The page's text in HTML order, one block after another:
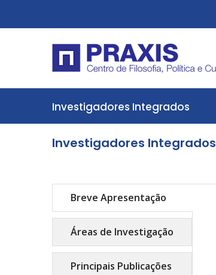
Investigadores Integrados
Investigadores Integrados
Breve Apresentação
Áreas de Investigação
Principais Publicações